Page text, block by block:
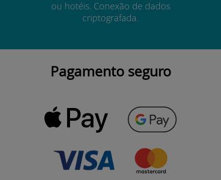
ou hotéis. Conexão de dados
criptografada.
Pagamento seguro